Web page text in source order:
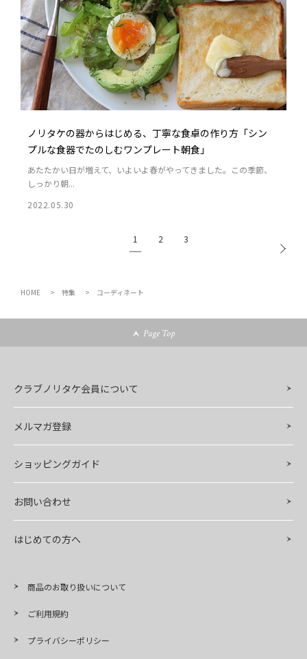
ノリタケの器からはじめる、丁寧な食卓の作り方「シン
プルな食器でたのしむワンプレート朝食」
あたたかい日が増えて、いよいよ春がやってきました。この季節、
しっかり朝...
2022.05.30
1 2 3
HOME 特集 コーディネート
Page Top
クラブノリタケ会員について
メルマガ登録
ショッピングガイド
お問い合わせ
はじめての方へ
商品のお取り扱いについて
ご利用規約
プライバシーポリシー